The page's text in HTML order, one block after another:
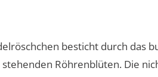
besticht durch das
Röhrenblüten. Die